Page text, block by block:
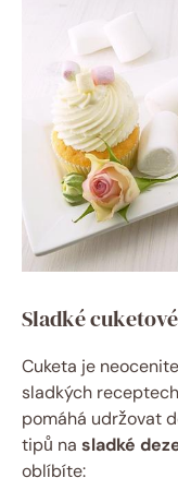
Sladké
Cuketa je
sladkých
pomáhá udržovat
tipů na sladké
oblíbíte: